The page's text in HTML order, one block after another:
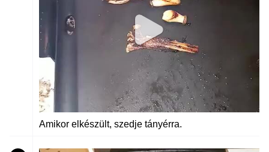
Amikor elkészült, szedje tányérra.